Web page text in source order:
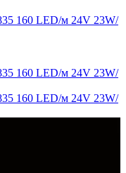
160 LED/м 24V 23W/
160 LED/м 24V 23W/
160 LED/м 24V 23W/